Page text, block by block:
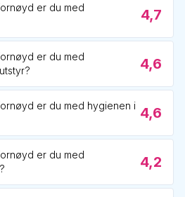
er du med
4,7
er du med
4,6
er du med hygienen i 4,6
er du med
4,2